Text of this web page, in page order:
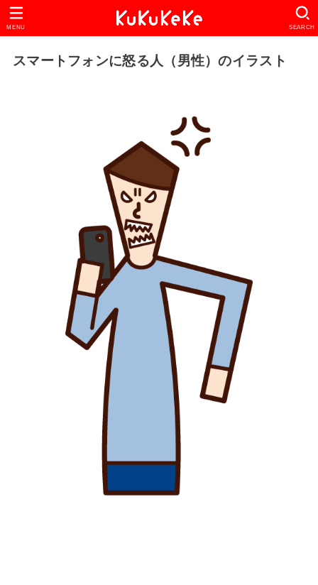
SEARCH
MENU
スマートフォンに怒る人（男性）のイラスト